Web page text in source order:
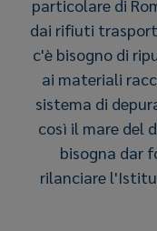
particolare di
dai rifiuti
c'è bisogno di
ai materiali
sistema di
così il mare del
bisogna dar
rilanciare